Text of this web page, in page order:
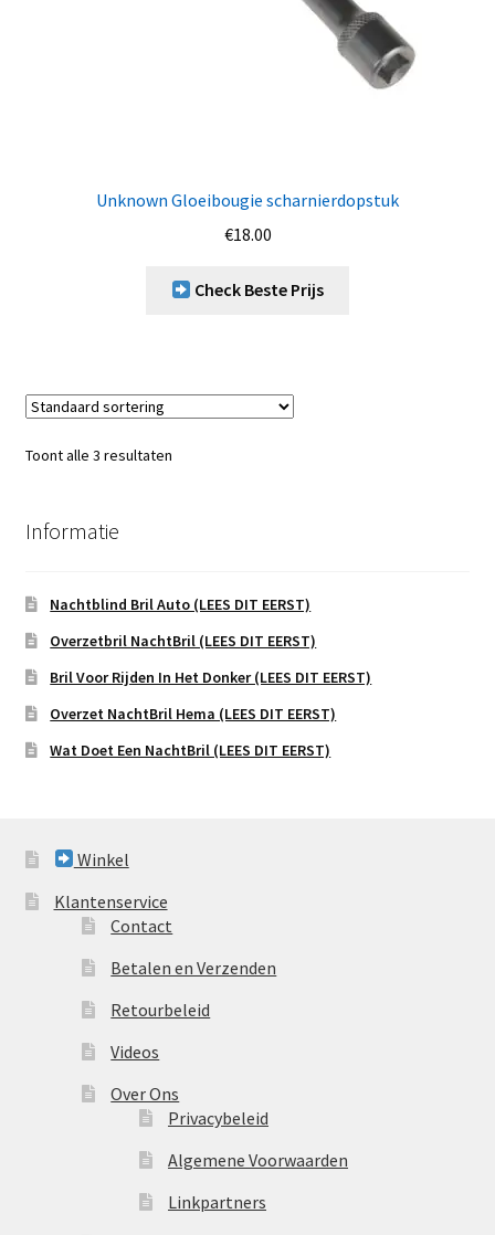
Unknown Gloeibougie scharnierdopstuk
€18.00
Check Beste Prijs
Toont alle 3 resultaten
Informatie
Nachtblind Bril Auto (LEES DIT EERST)
Overzetbril NachtBril (LEES DIT EERST)
Bril Voor Rijden In Het Donker (LEES DIT EERST)
Overzet NachtBril Hema (LEES DIT EERST)
Wat Doet Een NachtBril (LEES DIT EERST)
Winkel
Klantenservice
Contact
Betalen en Verzenden
Retourbeleid
Videos
Over Ons
Privacybeleid
Algemene Voorwaarden
Linkpartners